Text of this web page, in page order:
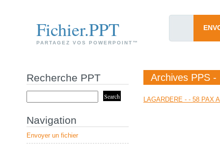
Fichier.PPT
PARTAGEZ VOS POWERPOINT™
Archives PPS -
LAGARDERE - - 58 PAX
Recherche PPT
Navigation
Envoyer un fichier